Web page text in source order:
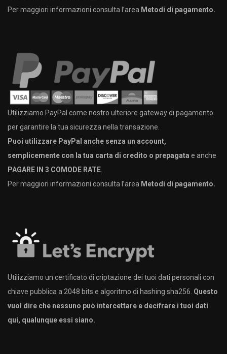
Per maggiori informazioni consulta l’area Metodi di pagamento.
Utilizziamo PayPal come nostro ulteriore gateway di pagamento
per garantire la tua sicurezza nella transazione.
Puoi utilizzare PayPal anche senza un account,
semplicemente con la tua carta di credito o prepagata e anche
PAGARE IN 3 COMODE RATE
Per maggiori informazioni consulta l’area Metodi di pagamento.
Utilizziamo un certificato di criptazione dei tuoi dati personali con
chiave pubblica a 2048 bits e algoritmo di hashing sha256. Questo
vuol dire che nessuno può intercettare e decifrare i tuoi dati
qui, qualunque essi siano.